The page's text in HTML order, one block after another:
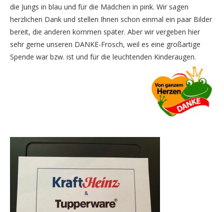
die Jungs in blau und für die Mädchen in pink. Wir sagen
herzlichen Dank und stellen Ihnen schon einmal ein paar Bilder
bereit, die anderen kommen später. Aber wir vergeben hier
sehr gerne unseren DANKE-Frosch, weil es eine großartige
Spende war bzw. ist und für die leuchtenden Kinderaugen.